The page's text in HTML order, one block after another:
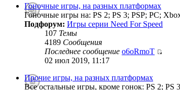
Гоночные игры, на разных платформах
Гоночные игры на: PS 2; PS 3; PSP; PC;
Подфорум: Игры серии Need For Speed
107 Темы
4189 Сообщения
Последнее сообщение o6oRmoT
02 июл 2019, 11:17
Прочие игры, на разных платформах
Все остальные игры, кроме гонок: PS 2;